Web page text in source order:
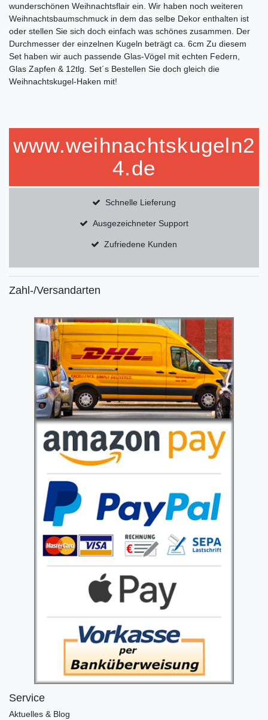
wunderschönen Weihnachtsflair ein. Wir haben noch weiteren
Weihnachtsbaumschmuck in dem das selbe Dekor enthalten ist
oder stellen Sie sich doch einfach was schönes zusammen. Der
Durchmesser der einzelnen Kugeln beträgt ca. 6cm Zu diesem
Set haben wir auch passende Glas-Vögel mit echten Federn,
Glas Zapfen & 12tlg. Set´s Bestellen Sie doch gleich die
Weihnachtskugel-Haken mit!
www.weihnachtskugeln2
4.de
Schnelle Lieferung
Ausgezeichneter Support
Zufriedene Kunden
Zahl-/Versandarten
Service
Aktuelles & Blog